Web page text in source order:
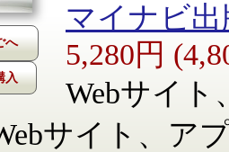
入
マイナビ出
5,280円
Webサイ
サイト、ア